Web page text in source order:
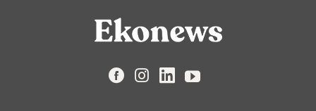
FacebookInstagramLinkedIn
YouTube